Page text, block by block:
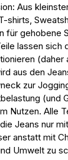
Aus
shirts,
für gehobene
lassen sich
(daher
aus den
zur
(und
Nutzen. Alle
Jeans nur
anstatt mit
Umwelt zu